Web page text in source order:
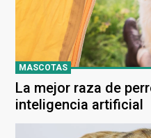
MASCOTAS
La mejor raza de
inteligencia artificial